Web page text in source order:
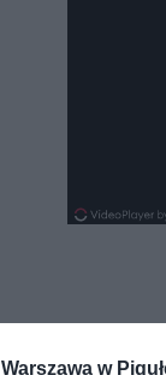
Warszawa w